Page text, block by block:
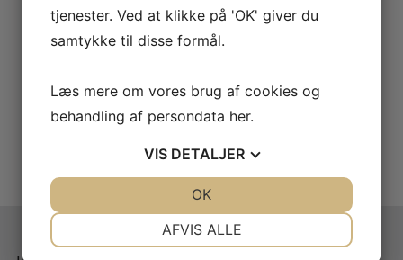
Alt Klarinet ligatur Ishimori Bb Klarinet ligatur Ishimori
KR. 3.600,00
tjenester. Ved at klikke på 'OK' giver du
samtykke til disse formål.
Læs mere om vores brug af cookies og
behandling af persondata her.
VIS DETALJER
AFVIS ALLE
OK